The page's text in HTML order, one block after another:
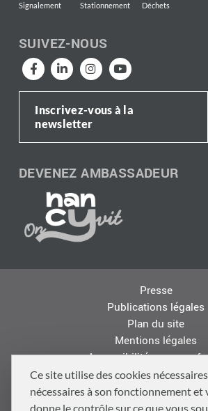
Ce site utilise des cookies
nécessaires à son fonctionnement et
donne le contrôle sur ce que vous
Signalement Stationnement Déchets
SUIVEZ-NOUS
Inscrivez-vous à la
newsletter
DEVENEZ AMBASSADEUR
Presse
Publications légales
Plan du site
Mentions légales
Accessibilité : non
Les autres sites de la
Offres d'emploi
Logo